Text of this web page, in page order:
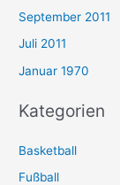
September 2011
Juli 2011
Januar 1970
Kategorien
Basketball
Fußball